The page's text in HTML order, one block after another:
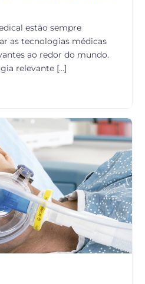
estão sempre
as tecnologias médicas
ao redor do mundo.
relevante […]